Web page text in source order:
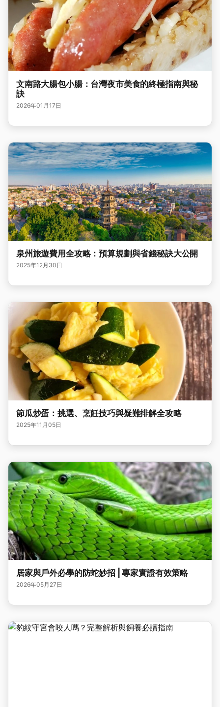
文南路大腸包小腸：台灣夜市美食的終極指南與秘
訣
2026年01月17日
泉州旅遊費用全攻略：預算規劃與省錢秘訣大公開
2025年12月30日
節瓜炒蛋：挑選、烹飪技巧與疑難排解全攻略
2025年11月05日
居家與戶外必學的防蛇妙招 | 專家實證有效策略
2026年05月27日